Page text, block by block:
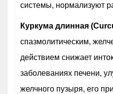
системы, нормализуют
Куркума длинная
спазмолитическим,
действием снижает
заболеваниях печени,
желчного пузыря, его